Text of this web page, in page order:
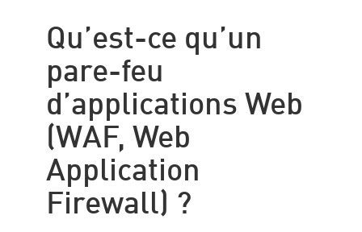
WAF vs RASP
Solution Check Point
Qu’est-ce qu’un
pare-feu
d’applications Web
(WAF, Web
Application
Firewall) ?